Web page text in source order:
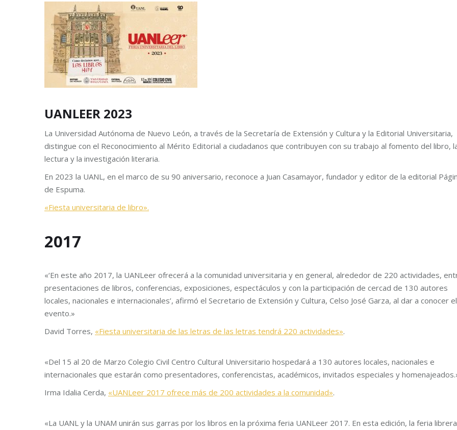
UANLEER 2023
La Universidad Autónoma de Nuevo León, a través de la Secretaría de Extensión y Cultura y la Editorial Universitaria,
distingue con el Reconocimiento al Mérito Editorial a ciudadanos que contribuyen con su trabajo al fomento del libro,
lectura y la investigación literaria.
En 2023 la UANL, en el marco de su 90 aniversario, reconoce a Juan Casamayor, fundador y editor de la editorial
de Espuma.
«Fiesta universitaria de libro».
2017
«‘En este año 2017, la UANLeer ofrecerá a la comunidad universitaria y en general, alrededor de 220 actividades,
presentaciones de libros, conferencias, exposiciones, espectáculos y con la participación de cercad de 130 autores
locales, nacionales e internacionales’, afirmó el Secretario de Extensión y Cultura, Celso José Garza, al dar a conocer el
evento.»
David Torres, «Fiesta universitaria de las letras de las letras tendrá 220 actividades».
«Del 15 al 20 de Marzo Colegio Civil Centro Cultural Universitario hospedará a 130 autores locales, nacionales e
internacionales que estarán como presentadores, conferencistas, académicos, invitados especiales y
Irma Idalia Cerda, «UANLeer 2017 ofrece más de 200 actividades a la comunidad».
«La UANL y la UNAM unirán sus garras por los libros en la próxima feria UANLeer 2017. En esta edición, la feria librera